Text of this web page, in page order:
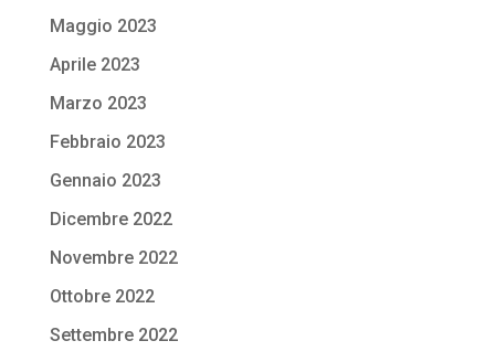
Maggio 2023
Aprile 2023
Marzo 2023
Febbraio 2023
Gennaio 2023
Dicembre 2022
Novembre 2022
Ottobre 2022
Settembre 2022